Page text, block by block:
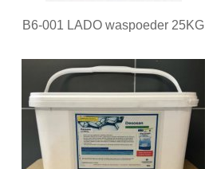
B6-001 LADO waspoeder 25KG